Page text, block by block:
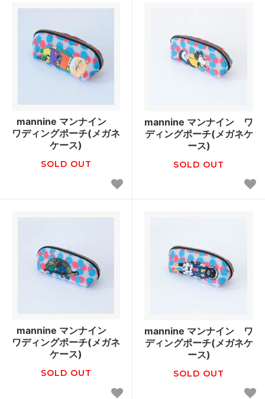
mannine マンナイン
ワディングポーチ(メガネ
ケース)
SOLD OUT
mannine マンナイン ワ
ディングポーチ(メガネケ
ース)
SOLD OUT
mannine マンナイン
ワディングポーチ(メガネ
ケース)
SOLD OUT
mannine マンナイン ワ
ディングポーチ(メガネケ
ース)
SOLD OUT